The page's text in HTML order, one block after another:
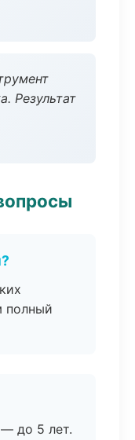
Результат
полный
до 5 лет.